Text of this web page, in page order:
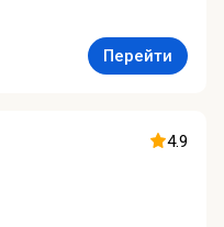
Перейти
4.9